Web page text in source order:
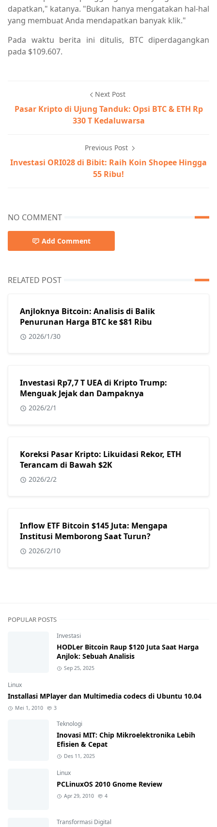
dapatkan," katanya. "Bukan hanya mengatakan hal-hal
yang membuat Anda mendapatkan banyak klik."
Pada waktu berita ini ditulis, BTC diperdagangkan
pada $109.607.
Next Post
Pasar Kripto di Ujung Tanduk: Opsi BTC & ETH Rp
330 T Kedaluwarsa
Previous Post
Investasi ORI028 di Bibit: Raih Koin Shopee Hingga
55 Ribu!
NO COMMENT
Add Comment
RELATED POST
Anjloknya Bitcoin: Analisis di Balik
Penurunan Harga BTC ke $81 Ribu
2026/1/30
Investasi Rp7,7 T UEA di Kripto Trump:
Menguak Jejak dan Dampaknya
2026/2/1
Koreksi Pasar Kripto: Likuidasi Rekor, ETH
Terancam di Bawah $2K
2026/2/2
Inflow ETF Bitcoin $145 Juta: Mengapa
Institusi Memborong Saat Turun?
2026/2/10
POPULAR POSTS
Investasi
HODLer Bitcoin Raup $120 Juta Saat Harga
Anjlok: Sebuah Analisis
Sep 25, 2025
Linux
Installasi MPlayer dan Multimedia codecs di Ubuntu 10.04
Mei 1, 2010 3
Teknologi
Inovasi MIT: Chip Mikroelektronika Lebih
Efisien & Cepat
Des 11, 2025
Linux
PCLinuxOS 2010 Gnome Review
Apr 29, 2010 4
Transformasi Digital